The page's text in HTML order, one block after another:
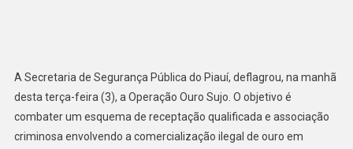
A Secretaria de Segurança Pública do Piauí, deflagrou, na manhã
desta terça-feira (3), a Operação Ouro Sujo. O objetivo é
combater um esquema de receptação qualificada e associação
criminosa envolvendo a comercialização ilegal de ouro em